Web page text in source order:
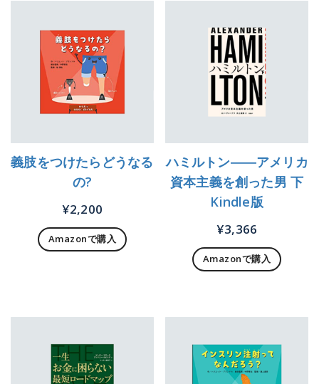
義肢をつけたらどうなる
の?
¥2,200
Amazonで購入
ハミルトン――アメリカ
資本主義を創った男 下
Kindle版
¥3,366
Amazonで購入